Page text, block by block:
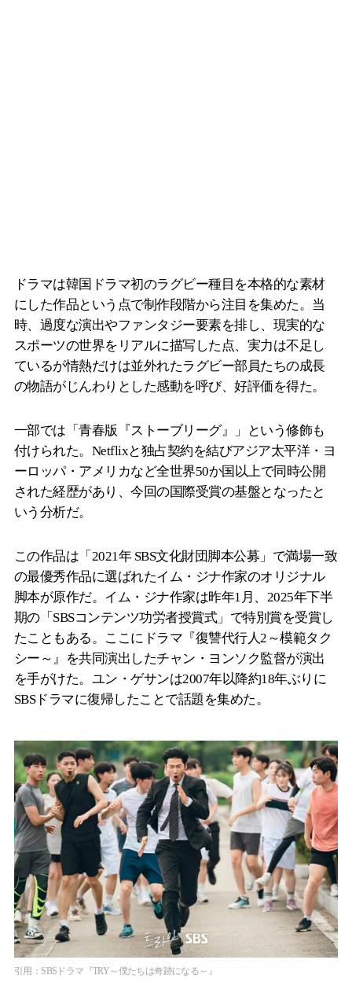
ドラマは韓国ドラマ初のラグビー種目を本格的な素材
にした作品という点で制作段階から注目を集めた。当
時、過度な演出やファンタジー要素を排し、現実的な
スポーツの世界をリアルに描写した点、実力は不足し
ているが情熱だけは並外れたラグビー部員たちの成長
の物語がじんわりとした感動を呼び、好評価を得た。
一部では「青春版『ストーブリーグ』」という修飾も
付けられた。Netflixと独占契約を結びアジア太平洋・ヨ
ーロッパ・アメリカなど全世界50か国以上で同時公開
された経歴があり、今回の国際受賞の基盤となったと
いう分析だ。
この作品は「2021年 SBS文化財団脚本公募」で満場一致
の最優秀作品に選ばれたイム・ジナ作家のオリジナル
脚本が原作だ。イム・ジナ作家は昨年1月、2025年下半
期の「SBSコンテンツ功労者授賞式」で特別賞を受賞し
たこともある。ここにドラマ『復讐代行人2～模範タク
シー～』を共同演出したチャン・ヨンソク監督が演出
を手がけた。ユン・ゲサンは2007年以降約18年ぶりに
SBSドラマに復帰したことで話題を集めた。
引用：SBSドラマ『TRY～僕たちは奇跡になる～』